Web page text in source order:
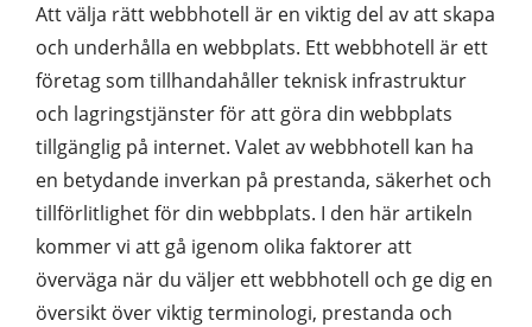
Att välja rätt webbhotell är en viktig del av att skapa
och underhålla en webbplats. Ett webbhotell är ett
företag som tillhandahåller teknisk infrastruktur
och lagringstjänster för att göra din webbplats
tillgänglig på internet. Valet av webbhotell kan ha
en betydande inverkan på prestanda, säkerhet och
tillförlitlighet för din webbplats. I den här artikeln
kommer vi att gå igenom olika faktorer att
överväga när du väljer ett webbhotell och ge dig en
översikt över viktig terminologi, prestanda och